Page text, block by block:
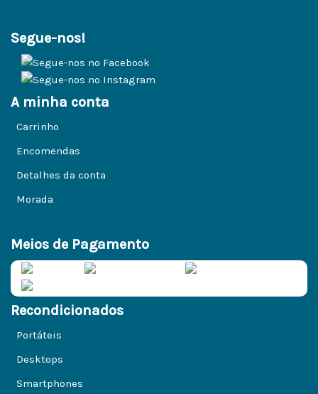
Segue-nos!
A minha conta
Carrinho
Encomendas
Detalhes da conta
Morada
Meios de Pagamento
Recondicionados
Portáteis
Desktops
Smartphones